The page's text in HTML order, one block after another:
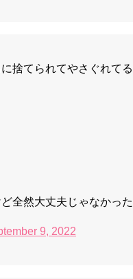
捨てられてやさぐれて
ど全然大丈夫じゃなかっ
9, 2022